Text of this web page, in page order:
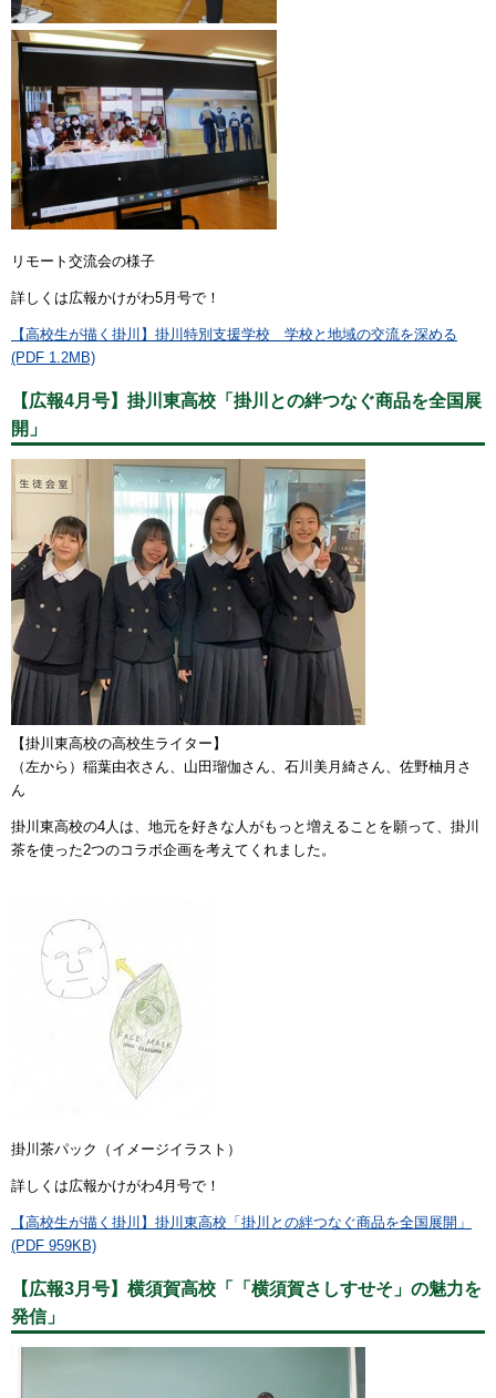
リモート交流会の様子
詳しくは広報かけがわ5月号で！
【高校生が描く掛川】掛川特別支援学校 学校と地域の交流を深める
(PDF 1.2MB)
【広報4月号】掛川東高校「掛川との絆つなぐ商品を全国展
開」
【掛川東高校の高校生ライター】
（左から）稲葉由衣さん、山田瑠伽さん、石川美月綺さん、佐野柚月さ
ん
掛川東高校の4人は、地元を好きな人がもっと増えることを願って、掛川
茶を使った2つのコラボ企画を考えてくれました。
掛川茶パック（イメージイラスト）
詳しくは広報かけがわ4月号で！
【高校生が描く掛川】掛川東高校「掛川との絆つなぐ商品を全国展開」
(PDF 959KB)
【広報3月号】横須賀高校「「横須賀さしすせそ」の魅力を
発信」